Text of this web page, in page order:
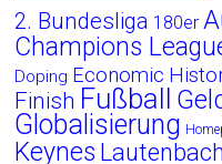
2. Bundesliga 180er
Champions
Doping Economic
Finish Fußball
Globalisierung
Keynes Lautenbach